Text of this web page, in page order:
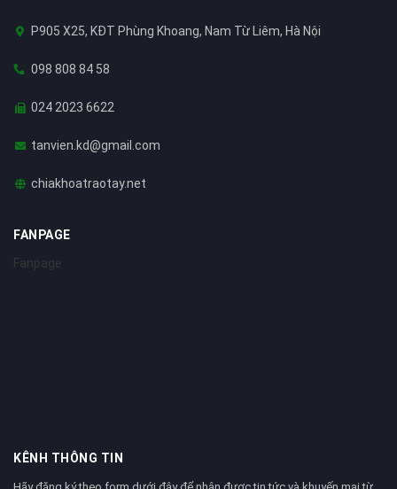
P905 X25, KĐT Phùng Khoang, Nam Từ Liêm, Hà Nội
098 808 84 58
024 2023 6622
tanvien.kd@gmail.com
chiakhoatraotay.net
FANPAGE
Fanpage
KÊNH THÔNG TIN